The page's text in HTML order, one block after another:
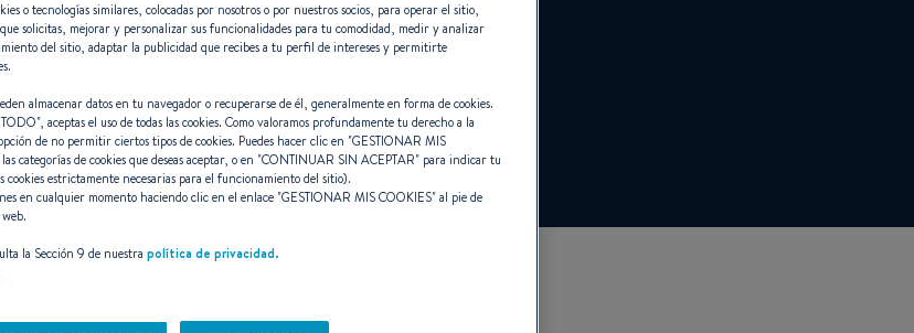
Trawler 44
DISEÑO
o tecnologías similares, colocadas por nosotros o por nuestros socios, para operar el sitio,
solicitas, mejorar y personalizar sus funcionalidades para tu comodidad, medir y analizar
del sitio, adaptar la publicidad que recibes a tu perfil de intereses y permitirte
almacenar datos en tu navegador o recuperarse de él, generalmente en forma de cookies.
", aceptas el uso de todas las cookies. Como valoramos profundamente tu derecho a la
de no permitir ciertos tipos de cookies. Puedes hacer clic en "GESTIONAR MIS
categorías de cookies que deseas aceptar, o en "CONTINUAR SIN ACEPTAR" para indicar tu
cookies estrictamente necesarias para el funcionamiento del sitio).
en cualquier momento haciendo clic en el enlace "GESTIONAR MIS COOKIES" al pie de
la Sección 9 de nuestra política de privacidad.